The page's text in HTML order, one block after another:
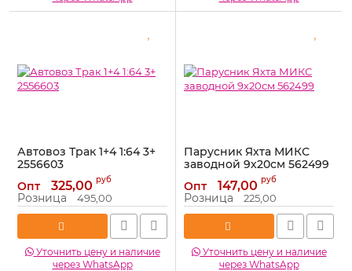
Автовоз Трак 1+4 1:64 3+
2556603
Артикул: 2556603
Опт 325,00 руб
Розница 495,00
Уточнить цену и наличие
через WhatsApp
Парусник Яхта МИКС
заводной 9х20см 562499
Артикул: 562499
Опт 147,00 руб
Розница 225,00
Уточнить цену и наличие
через WhatsApp